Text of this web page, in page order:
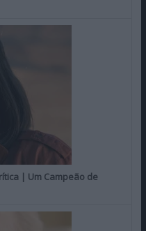
| Um Campeão de